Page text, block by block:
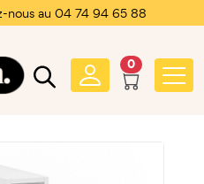
nous au 04 74 94 65 88
0